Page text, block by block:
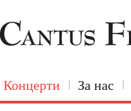
Концерти За нас